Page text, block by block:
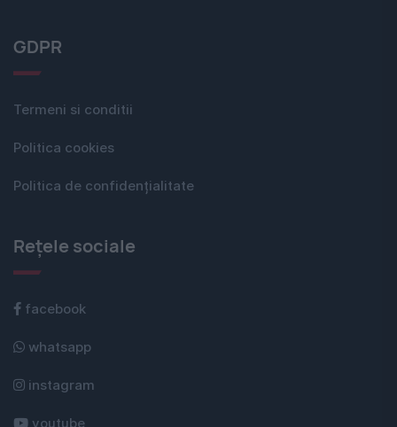
GDPR
Termeni si conditii
Politica cookies
Politica de confidențialitate
Rețele sociale
facebook
whatsapp
instagram
youtube